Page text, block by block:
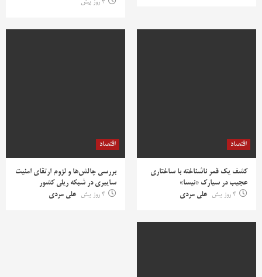
3 روز پیش
اقتصاد
کشف یک قمر ناشناخته با ساختاری
عجیب در سیارک «نیسا»
4 روز پیش
علی مردی
اقتصاد
بررسی چالش‌ها و لزوم ارتقای امنیت
سایبری در شبکه ریلی کشور
4 روز پیش
علی مردی